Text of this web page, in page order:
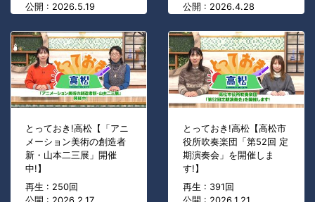
公開 : 2026.5.19
公開 : 2026.4.28
とっておき!高松【「アニ
メーション美術の創造者
新・山本二三展」開催
中!】
再生 : 250回
とっておき!高松【高松市
役所吹奏楽団「第52回 定
期演奏会」を開催しま
す!】
再生 : 391回